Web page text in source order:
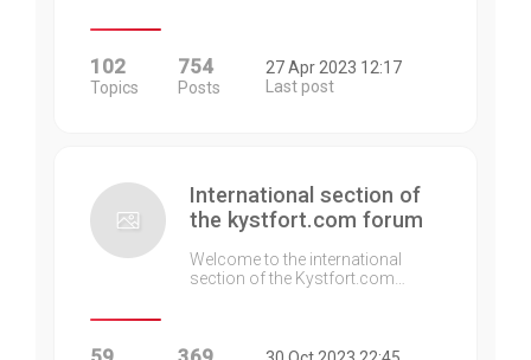
102
Topics
754
Posts
27 Apr 2023 12:17
Last post
International section of
the kystfort.com forum
Welcome to the international
section of the Kystfort.com…